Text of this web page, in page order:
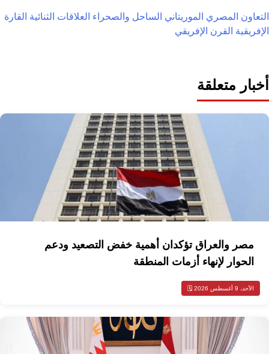
التعاون المصري الموريتاني الساحل والصحراء العلاقات الثنائية القارة
الإفريقية القرن الإفريقي
أخبار متعلقة
مصر والعراق تؤكدان أهمية خفض التصعيد ودعم
الحوار لإنهاء أزمات المنطقة
الأحد، 9 أغسطس 2026 🗓️